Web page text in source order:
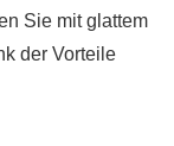
Sie mit glattem
der Vorteile